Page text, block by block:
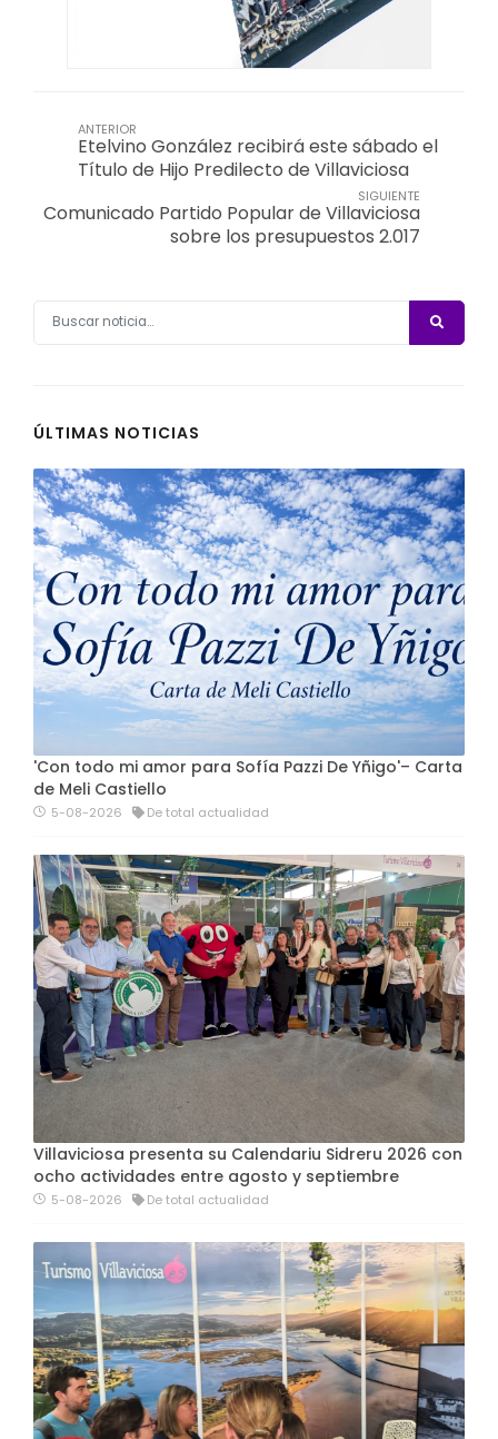
ANTERIOR
Etelvino González recibirá este sábado el
Título de Hijo Predilecto de Villaviciosa
SIGUIENTE
Comunicado Partido Popular de Villaviciosa
sobre los presupuestos 2.017
ÚLTIMAS NOTICIAS
'Con todo mi amor para Sofía Pazzi De Yñigo'– Carta
de Meli Castiello
5-08-2026 De total actualidad
Villaviciosa presenta su Calendariu Sidreru 2026 con
ocho actividades entre agosto y septiembre
5-08-2026 De total actualidad